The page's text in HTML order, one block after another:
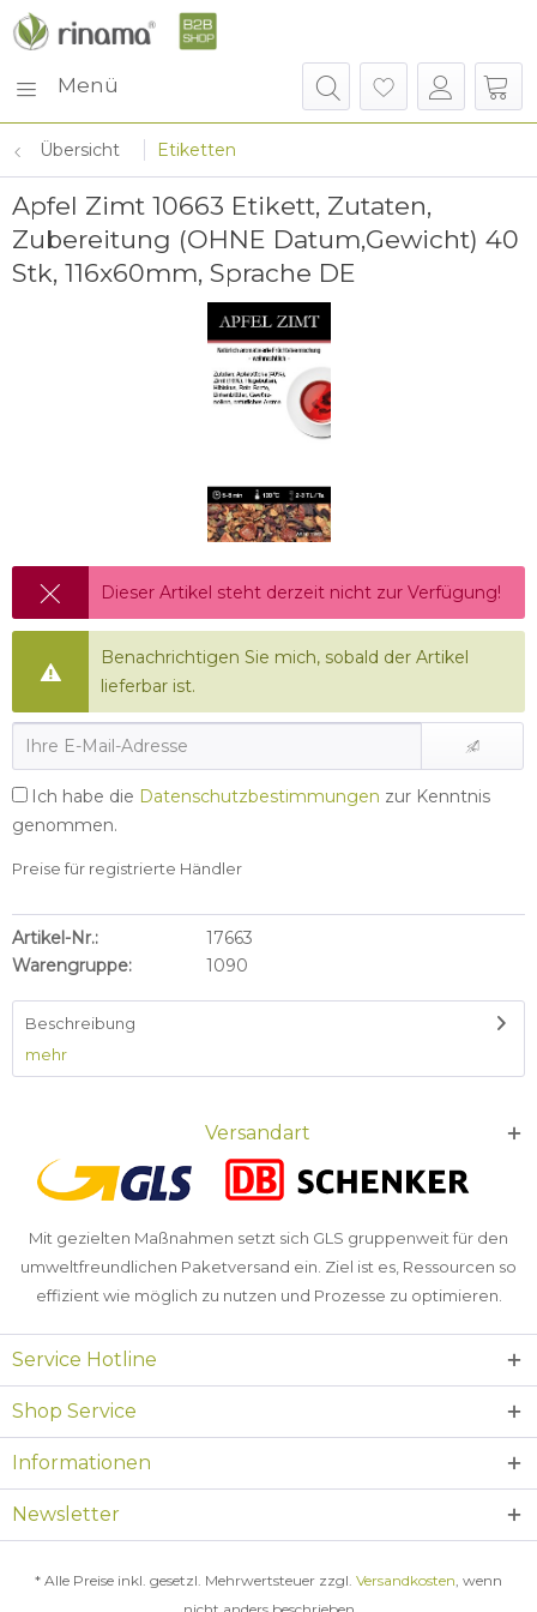
Menü
Übersicht Etiketten
Apfel Zimt 10663 Etikett, Zutaten,
Zubereitung (OHNE Datum,Gewicht) 40
Stk, 116x60mm, Sprache DE
Dieser Artikel steht derzeit nicht zur Verfügung!
Benachrichtigen Sie mich, sobald der Artikel
lieferbar ist.
Ich habe die Datenschutzbestimmungen zur Kenntnis
genommen.
Preise für registrierte Händler
Artikel-Nr.:
17663
Warengruppe:
1090
Beschreibung
mehr
Versandart
Mit gezielten Maßnahmen setzt sich GLS gruppenweit für den
umweltfreundlichen Paketversand ein. Ziel ist es, Ressourcen so
effizient wie möglich zu nutzen und Prozesse zu optimieren.
Service Hotline
Shop Service
Informationen
Newsletter
* Alle Preise inkl. gesetzl. Mehrwertsteuer zzgl. Versandkosten, wenn